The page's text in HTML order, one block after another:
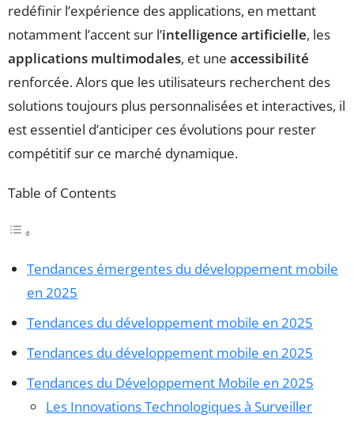
redéfinir l’expérience des applications, en mettant
notamment l’accent sur l’intelligence artificielle, les
applications multimodales, et une accessibilité
renforcée. Alors que les utilisateurs recherchent des
solutions toujours plus personnalisées et interactives, il
est essentiel d’anticiper ces évolutions pour rester
compétitif sur ce marché dynamique.
Table of Contents
Tendances émergentes du développement mobile
en 2025
Tendances du développement mobile en 2025
Tendances du développement mobile en 2025
Tendances du Développement Mobile en 2025
Les Innovations Technologiques à Surveiller